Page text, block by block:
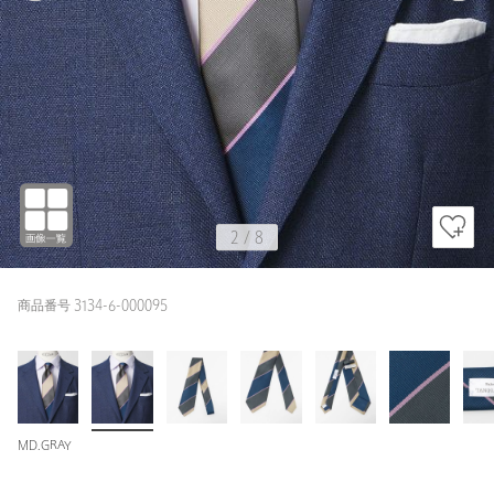
2 / 8
商品番号 3134-6-000095
MD.GRAY
2 8
MD.GRAY
1 8